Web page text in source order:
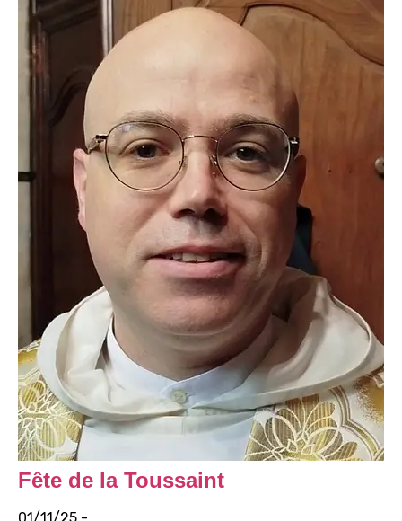
Fête de la Toussaint